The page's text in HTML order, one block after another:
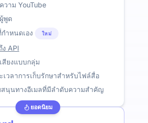
วาม YouTube
พูด
ำหนดเอง
ใหม่
ง API
สียงแบบกลุ่ม
เวลาการเก็บรักษาสำหรับไฟล์สื่อ
นุนทางอีเมลที่มีลำดับความสำคัญ
ยอดนิยม